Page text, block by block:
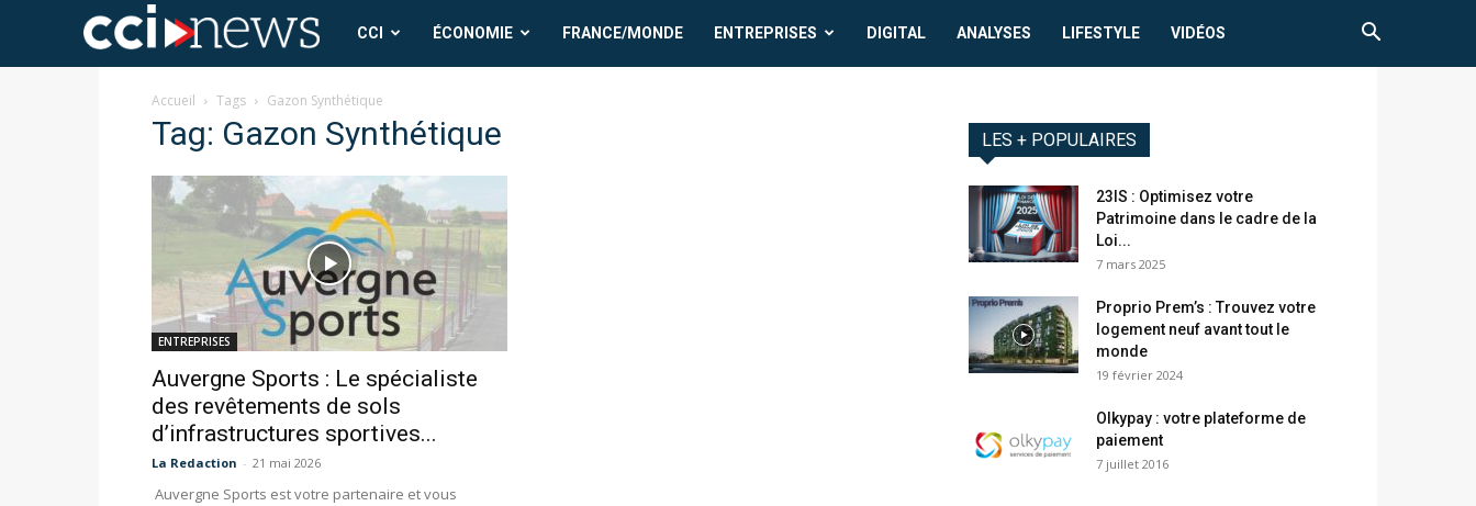
CCI
News
CCI ÉCONOMIE FRANCE/MONDE ENTREPRISES DIGITAL ANALYSES LIFESTYLE VIDÉOS
Accueil Tags Gazon Synthétique
Tag: Gazon Synthétique
ENTREPRISES
Auvergne Sports : Le spécialiste
des revêtements de sols
d’infrastructures sportives...
La Redaction - 21 mai 2026
Auvergne Sports est votre partenaire et vous
LES + POPULAIRES
23IS : Optimisez votre
Patrimoine dans le cadre de la
Loi...
7 mars 2025
Proprio Prem’s : Trouvez votre
logement neuf avant tout le
monde
19 février 2024
Olkypay : votre plateforme de
paiement
7 juillet 2016